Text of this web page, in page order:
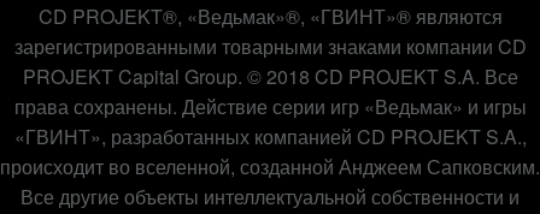
CD PROJEKT®, «Ведьмак»®, «ГВИНТ»® являются
зарегистрированными товарными знаками компании CD
PROJEKT Capital Group. © 2018 CD PROJEKT S.A. Все
права сохранены. Действие серии игр «Ведьмак» и игры
«ГВИНТ», разработанных компанией CD PROJEKT S.A.,
происходит во вселенной, созданной Анджеем Сапковским.
Все другие объекты интеллектуальной собственности и